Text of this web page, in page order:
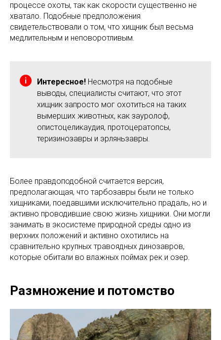
процессе охоты, так как скорости существенно не
хватало. Подобные предположения
свидетельствовали о том, что хищник был весьма
медлительным и неповоротливым.
Интересное! Несмотря на подобные
выводы, специалисты считают, что этот
хищник запросто мог охотиться на таких
вымерших животных, как зауролоф,
опистоцеликаудия, протоцератопсы,
теризинозавры и эрляньзавры.
Более правдоподобной считается версия,
предполагающая, что тарбозавры были не только
хищниками, поедавшими исключительно прадаль, но и
активно проводившие свою жизнь хищники. Они могли
занимать в экосистеме природной среды одно из
верхних положений и активно охотились на
сравнительно крупных травоядных динозавров,
которые обитали во влажных поймах рек и озер.
Размножение и потомство